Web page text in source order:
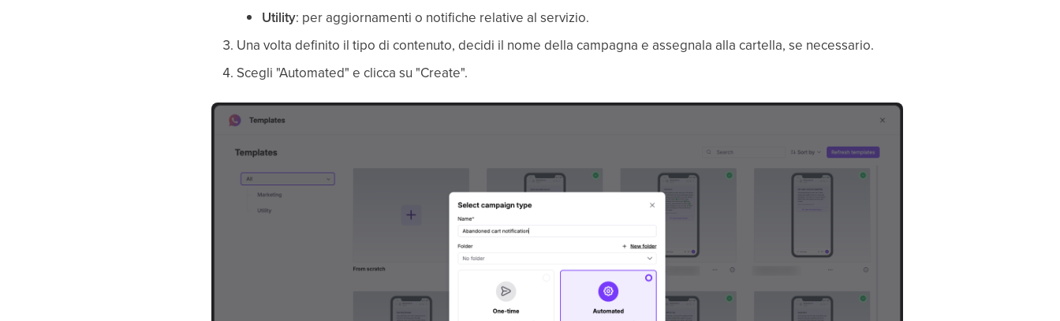
Utility: per aggiornamenti o notifiche relative al servizio.
Una volta definito il tipo di contenuto, decidi il nome della campagna e assegnala alla cartella, se necessario.
Scegli "Automated" e clicca su "Create".